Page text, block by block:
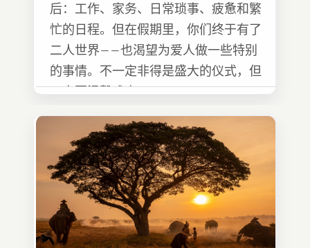
后：工作、家务、日常琐事、疲惫和繁
忙的日程。但在假期里，你们终于有了
二人世界——也渴望为爱人做一些特别
的事情。不一定非得是盛大的仪式，但
一定要温馨难忘 :)